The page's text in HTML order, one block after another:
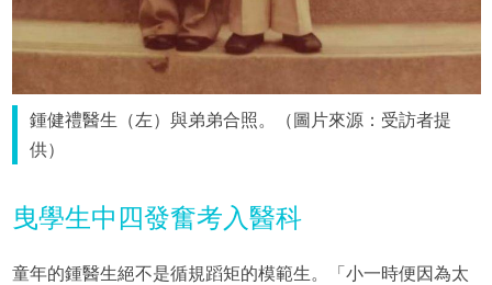
鍾健禮醫生（左）與弟弟合照。（圖片來源：受訪者提
供）
曳學生中四發奮考入醫科
童年的鍾醫生絕不是循規蹈矩的模範生。「小一時便因為太